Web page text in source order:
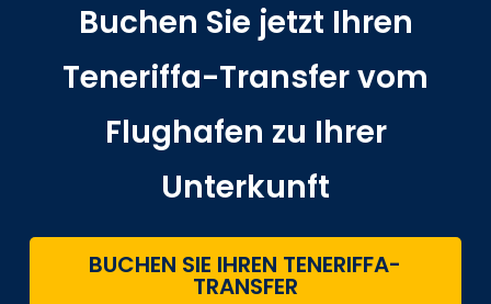
Buchen Sie jetzt Ihren
Teneriffa-Transfer vom
Flughafen zu Ihrer
Unterkunft
BUCHEN SIE IHREN TENERIFFA-
TRANSFER